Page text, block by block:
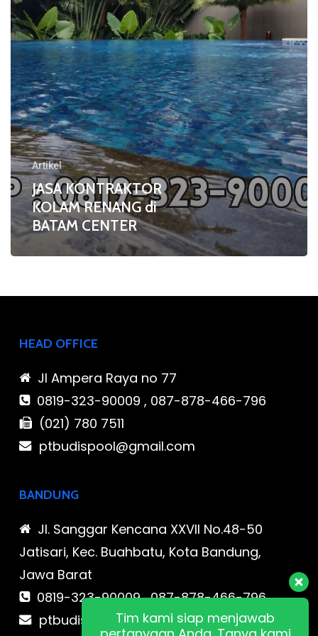
CENTER
Artikel
JASA KONTRAKTOR
KOLAM RENANG di
BATAM CENTER
HEAD OFFICE
Jl Ampera Raya no 77
0819-323-90009 , 087-878-466-796
(021) 780 7511
ptbudispool@gmail.com
BANDUNG
Jl. Sanggar Kencana XXVII No.48-50
Jatisari, Kec. Buahbatu, Kota Bandung,
Jawa Barat
0819-323-90009 , 087-878-466-796
ptbudispool@gmail.comTim kami siap menjawab